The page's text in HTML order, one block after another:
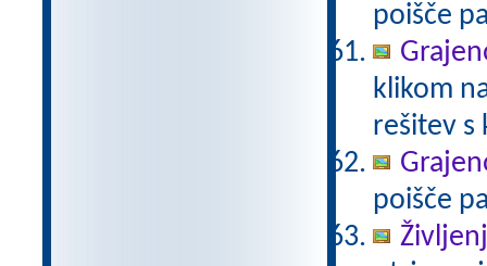
poišče
klikom
rešitev s
poišče